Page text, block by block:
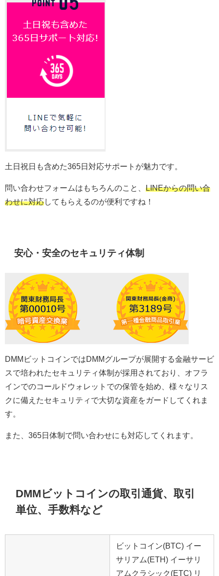
土日祝日も含めた365日対応サポートが魅力です。
問い合わせフォームはもちろんのこと、 LINEからの問い合
わせに対応してもらえるのが便利ですね！
安心・安全のセキュリティ体制
DMMビットコインではDMMグループが展開する金融サービ
スで培われたセキュリティ体制が採用されており
、オフラ
インでのコールドウォレットでの保管を始め、様々なリス
クに備えたセキュリティで大切な資産をガードしてくれま
す。
また、365日体制で問い合わせにも対応してくれます。
DMMビットコインの取引通貨、取引
単位、手数料など
ビットコイン(BTC) イー
サリアム(ETH) イーサリ
アムクラシック(ETC) リ